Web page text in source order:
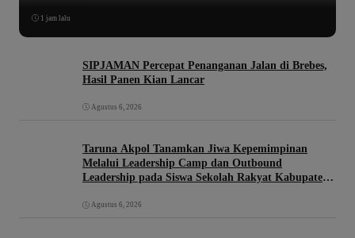
1 jam lalu
SIPJAMAN Percepat Penanganan Jalan di Brebes,
Hasil Panen Kian Lancar
Agustus 6, 2026
Taruna Akpol Tanamkan Jiwa Kepemimpinan
Melalui Leadership Camp dan Outbound
Leadership pada Siswa Sekolah Rakyat Kabupaten
Agustus 6, 2026